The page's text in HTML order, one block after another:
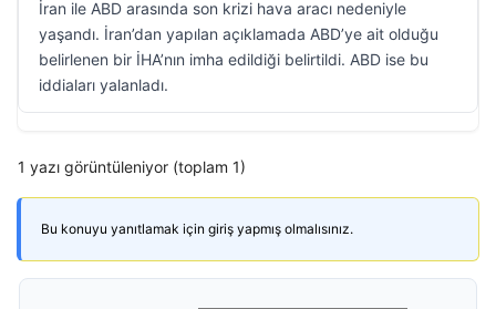
İran ile ABD arasında son krizi hava aracı nedeniyle
yaşandı. İran’dan yapılan açıklamada ABD’ye ait olduğu
belirlenen bir İHA’nın imha edildiği belirtildi. ABD ise bu
iddiaları yalanladı.
1 yazı görüntüleniyor (toplam 1)
Bu konuyu yanıtlamak için giriş yapmış olmalısınız.